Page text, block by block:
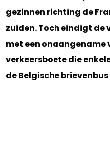
gezinnen richting de
zuiden. Toch eindigt de
met een onaangename
verkeersboete die
de Belgische